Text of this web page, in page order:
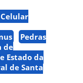
Pedras
de
Estado da
de Santa